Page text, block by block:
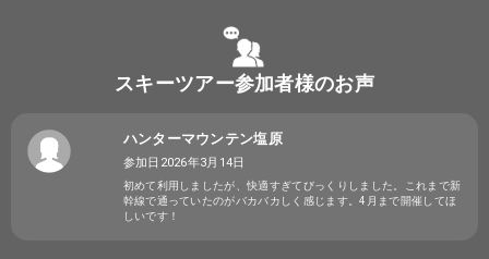
スキーツアー参加者様のお声
ハンターマウンテン塩原
参加日2026年3月14日
初めて利用しましたが、快適すぎてびっくりしました。これまで新
幹線で通っていたのがバカバカしく感じます。4月まで開催してほ
しいです！